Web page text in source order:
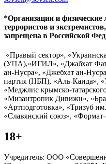
*Организации и физические
террористов и
запрещена в Российской
«Правый сектор»,
(УПА),«ИГИЛ», «Джабхат
ан-Нусра», «Джебхат ан-
партия (НБП), «Аль-Каида»,
«Меджлис крымско-
«Мизантропик Дивижн»,
«Артподготовка», «Тризуб
«Славянский союз»,
18+
Учредитель: ООО